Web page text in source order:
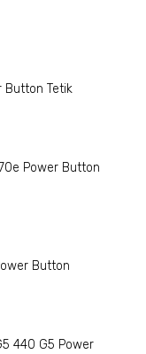
Button Tetik
Power Button
Button
440 G5 Power